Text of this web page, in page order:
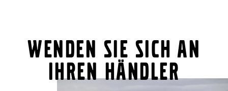
Wenden Sie sich an
Ihren Händler